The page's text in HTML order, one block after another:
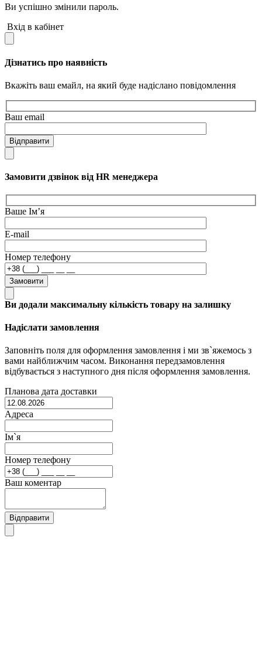
Ви успішно змінили пароль.
Вхід в кабінет
Дізнатись про наявність
Вкажіть ваш емайл, на який буде надіслано повідомлення
Ваш email
Відправити
Замовити дзвінок від HR менеджера
Ваше Ім’я
E-mail
Номер телефону
Замовити
Ви додали максимальну кількість товару на залишку
Надіслати замовлення
Заповніть поля для оформлення замовлення і ми зв`яжемось з
вами найближчим часом. Виконання передзамовлення
відбувається з наступного дня після оформлення замовлення.
Планова дата доставки
Адреса
Ім`я
Номер телефону
Ваш коментар
Відправити